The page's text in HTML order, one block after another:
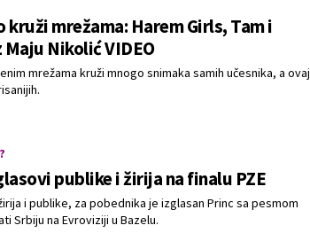
kruži mrežama: Harem Girls, Tam i
Nikolić VIDEO
mrežama kruži mnogo snimaka samih učesnika, a ovaj
publike i žirija na finalu PZE
i publike, za pobednika je izglasan Princ sa pesmom
Srbiju na Evroviziji u Bazelu.